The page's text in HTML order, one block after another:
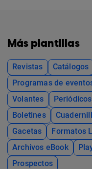
Más plantillas
Revistas Catálogos
Programas de
Volantes
Periódicos
Boletines
Gacetas
Formatos
Archivos eBook
Prospectos